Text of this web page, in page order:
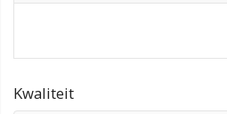
Kwaliteit